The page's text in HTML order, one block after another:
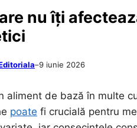
nu îți
–9 iunie 2026
aliment de bază în multe
poate fi crucială pentru